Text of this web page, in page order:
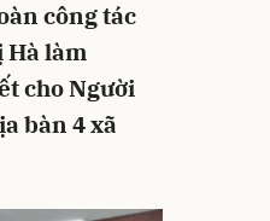
công tác
Hà làm
cho Người
bàn 4 xã